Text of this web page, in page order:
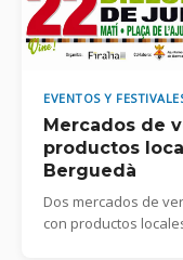
EVENTOS Y
Mercados de
productos
Berguedà
Dos mercados de
con productos